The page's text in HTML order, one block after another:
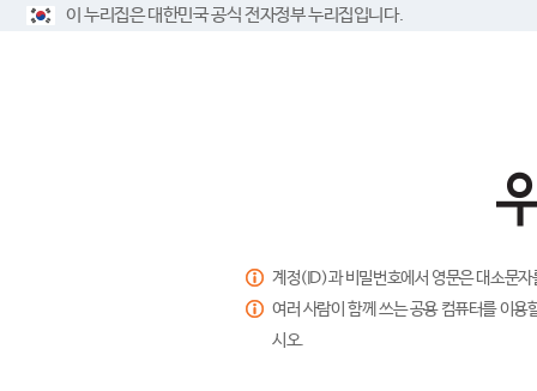
이 누리집은 대한민국 공식 전자정부 누리집입니다.
계정(ID)과 비밀번호에서 영문은 대소문
여러 사람이 함께 쓰는 공용 컴퓨터를 이
시오.